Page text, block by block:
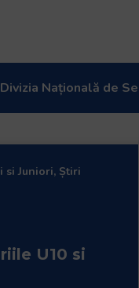
Divizia Națională de
si Juniori, Știri
U10 si